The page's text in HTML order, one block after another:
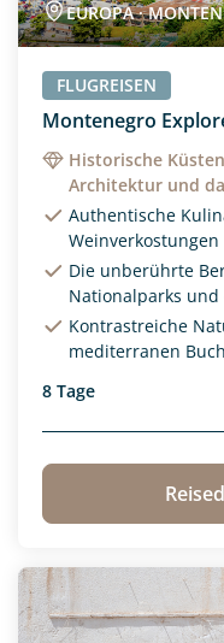
EUROPA ·
FLUGREISEN
Montenegro
Historische
Architektur und
Authentische
Die unberührte
Nationalparks und
Kontrastreiche
mediterranen
8 Tage
Neu